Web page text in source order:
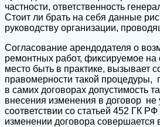
частности, ответственность
Стоит ли брать на себя данные
руководству организации,
Согласование арендодателя о
ремонтных работ, фиксируемое на
место быть в практике, вызывает
правомерности такой процедуры,
в самих договорах допустимость
внесения изменения в договор
соответствии со статьей 452 ГК
изменении договора совершается